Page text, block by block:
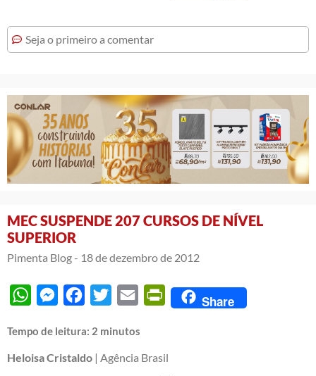
Seja o primeiro a comentar
MEC SUSPENDE 207 CURSOS DE NÍVEL
SUPERIOR
Pimenta Blog - 18 de dezembro de 2012
WhatsAppMessengerFacebook
Twitter Email PrintFriendly
Share
Tempo de leitura: 2 minutos
Heloisa Cristaldo | Agência Brasil